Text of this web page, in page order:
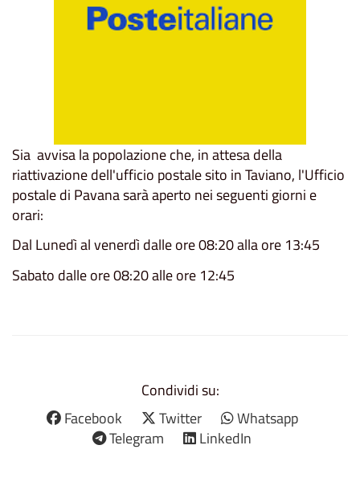
Sia avvisa la popolazione che, in attesa della
riattivazione dell'ufficio postale sito in Taviano, l'Ufficio
postale di Pavana sarà aperto nei seguenti giorni e
orari:
Dal Lunedì al venerdì dalle ore 08:20 alla ore 13:45
Sabato dalle ore 08:20 alle ore 12:45
Condividi su:
Facebook
Twitter
Whatsapp
Telegram
LinkedIn